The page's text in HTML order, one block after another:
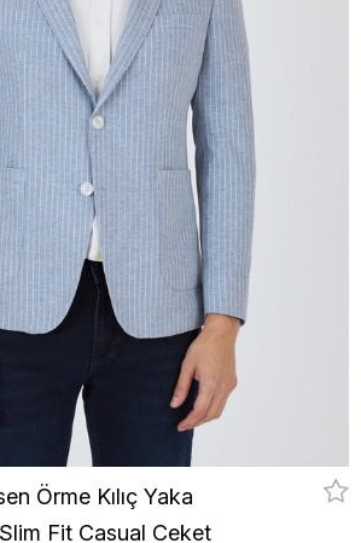
Örme Kılıç Yaka
Fit Casual Ceket